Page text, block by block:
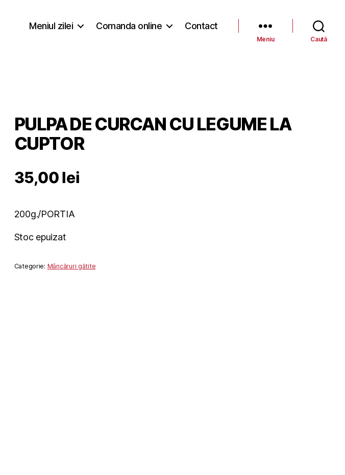
Meniul zilei Comanda online Contact
Meniu Caută
PULPA DE CURCAN CU LEGUME LA
CUPTOR
35,00lei
200g./PORTIA
Stoc epuizat
Categorie: Mâncăruri gătite